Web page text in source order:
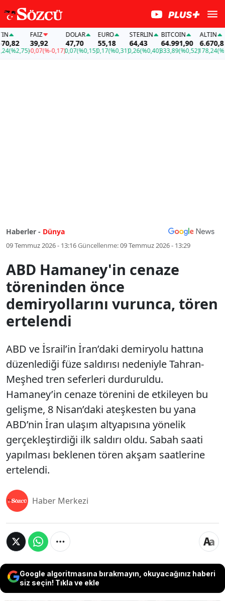
FAİZ
39,92
-0,07(%-0,17)
DOLAR
47,70
0,07(%0,15)
EURO
55,18
0,17(%0,31)
STERLIN
64,43
0,26(%0,40)
BITCOIN
64.991,90
333,89(%0,52)
ALTIN
6.670,82
178,24(%2,75)-
Haberler - Dünya
09 Temmuz 2026 - 13:16Güncellenme:09 Temmuz 2026 - 13:29
ABD Hamaney'in cenaze
töreninden önce
demiryollarını vurunca, tören
ertelendi
ABD ve İsrail’in İran’daki demiryolu hattına
düzenlediği füze saldırısı nedeniyle Tahran-
Meşhed tren seferleri durduruldu.
Hamaney’in cenaze törenini de etkileyen bu
gelişme, 8 Nisan’daki ateşkesten bu yana
ABD’nin İran ulaşım altyapısına yönelik
gerçekleştirdiği ilk saldırı oldu. Sabah saati
yapılması beklenen tören akşam saatlerine
ertelendi.
Haber Merkezi
Google algoritmasına bırakmayın, okuyacağınız haberi
siz seçin! Tıkla ve ekle